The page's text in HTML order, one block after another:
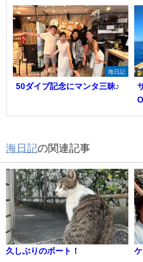
海日記
50ダイブ記念にマンタ三昧♪
海日記の関連記事
久しぶりのボート！